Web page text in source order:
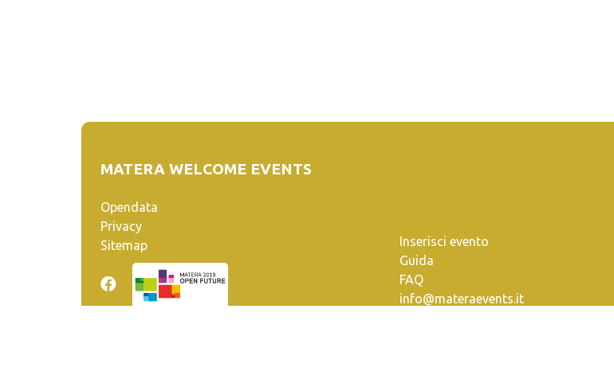
MATERA WELCOME EVENTS
Opendata
Privacy
Sitemap
Inserisci evento
Guida
FAQ
info@materaevents.it